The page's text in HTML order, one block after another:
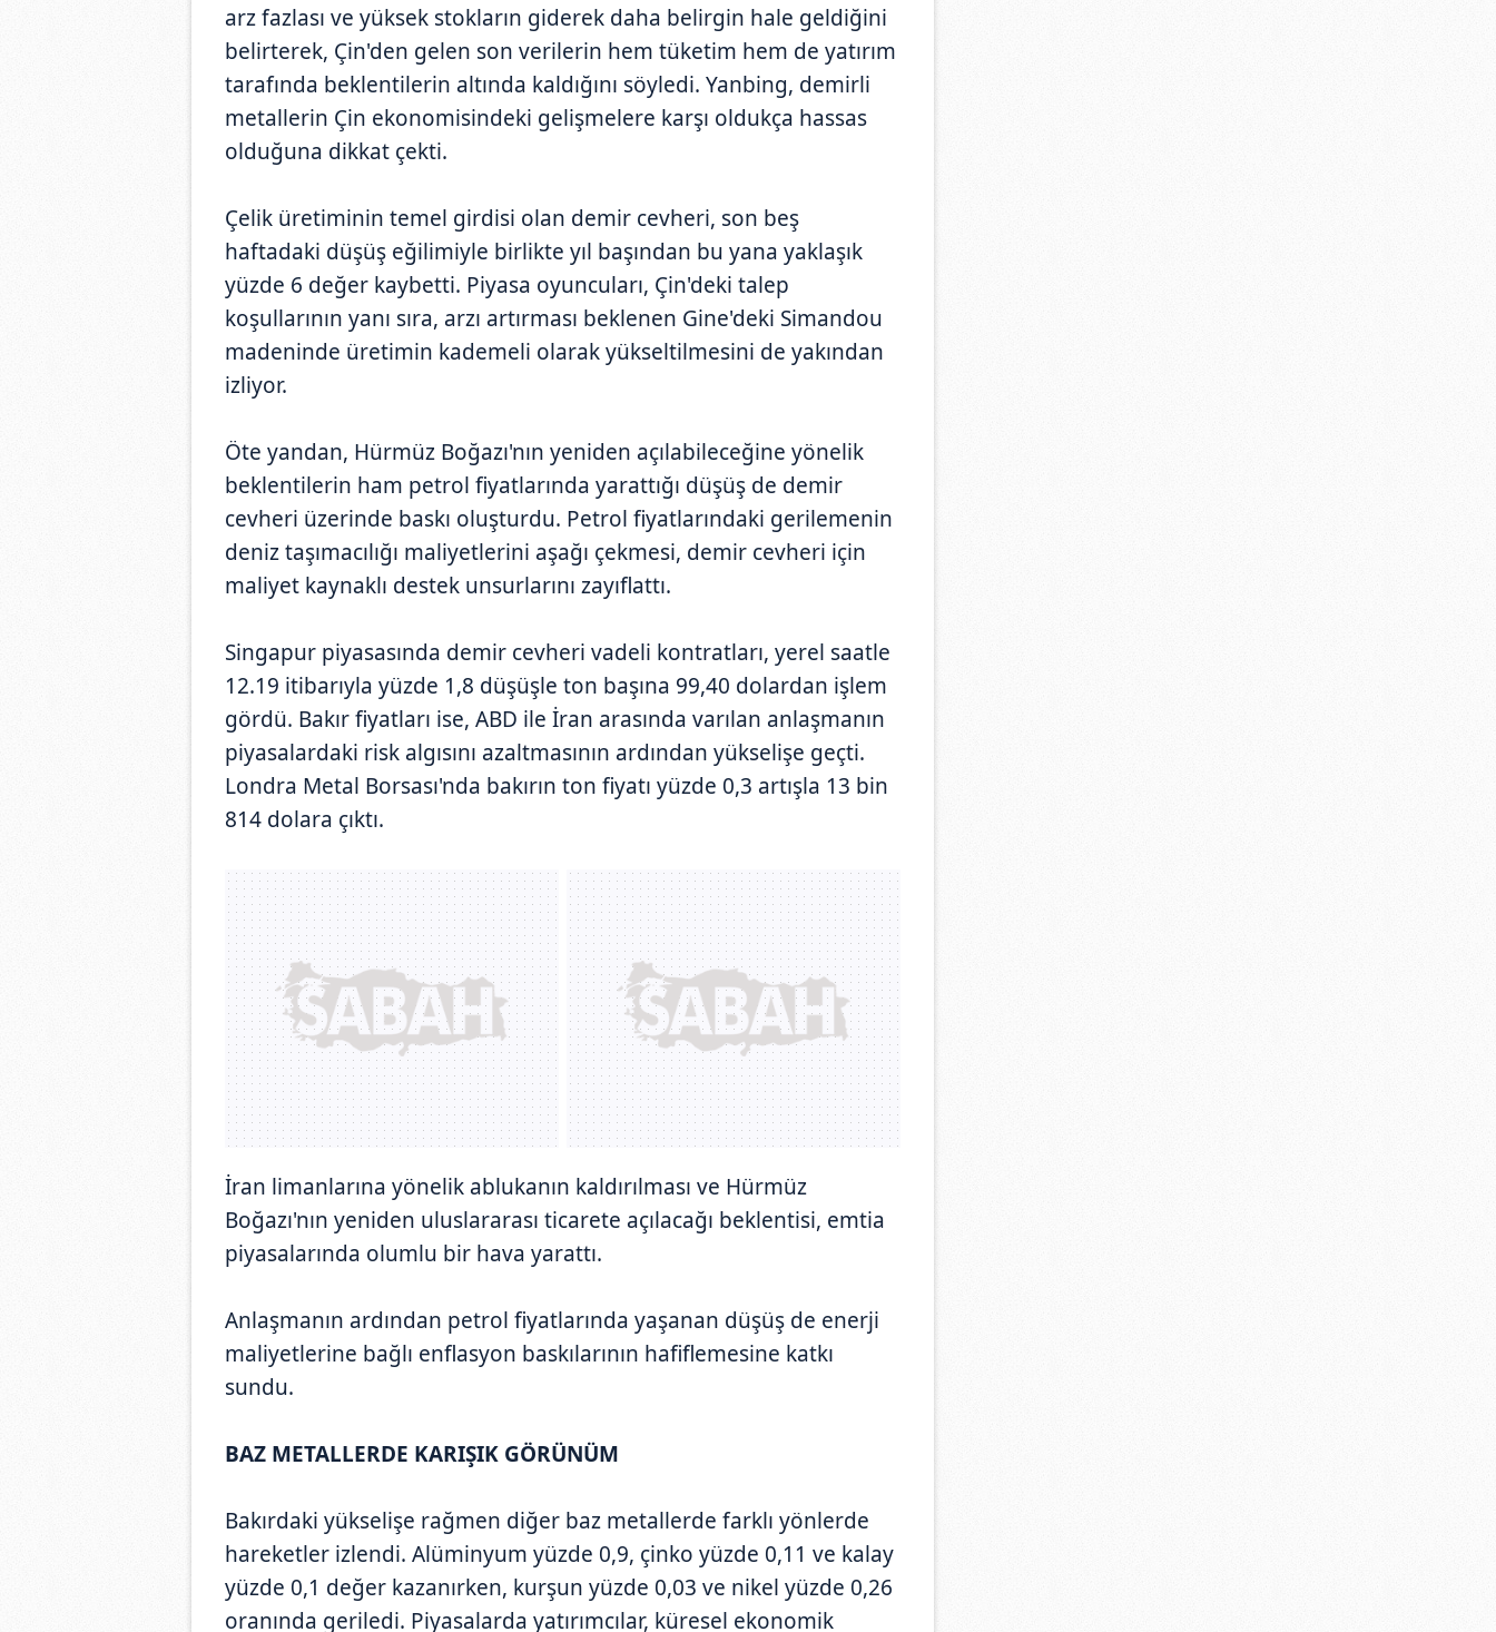
arz fazlası ve yüksek stokların giderek daha belirgin hale geldiğini
belirterek, Çin'den gelen son verilerin hem tüketim hem de yatırım
tarafında beklentilerin altında kaldığını söyledi. Yanbing, demirli
metallerin Çin ekonomisindeki gelişmelere karşı oldukça hassas
olduğuna dikkat çekti.
Çelik üretiminin temel girdisi olan demir cevheri, son beş
haftadaki düşüş eğilimiyle birlikte yıl başından bu yana yaklaşık
yüzde 6 değer kaybetti. Piyasa oyuncuları, Çin'deki talep
koşullarının yanı sıra, arzı artırması beklenen Gine'deki Simandou
madeninde üretimin kademeli olarak yükseltilmesini de yakından
izliyor.
Öte yandan, Hürmüz Boğazı'nın yeniden açılabileceğine yönelik
beklentilerin ham petrol fiyatlarında yarattığı düşüş de demir
cevheri üzerinde baskı oluşturdu. Petrol fiyatlarındaki gerilemenin
deniz taşımacılığı maliyetlerini aşağı çekmesi, demir cevheri için
maliyet kaynaklı destek unsurlarını zayıflattı.
Singapur piyasasında demir cevheri vadeli kontratları, yerel saatle
12.19 itibarıyla yüzde 1,8 düşüşle ton başına 99,40 dolardan işlem
gördü. Bakır fiyatları ise, ABD ile İran arasında varılan anlaşmanın
piyasalardaki risk algısını azaltmasının ardından yükselişe geçti.
Londra Metal Borsası'nda bakırın ton fiyatı yüzde 0,3 artışla 13 bin
814 dolara çıktı.
İran limanlarına yönelik ablukanın kaldırılması ve Hürmüz
Boğazı'nın yeniden uluslararası ticarete açılacağı beklentisi, emtia
piyasalarında olumlu bir hava yarattı.
Anlaşmanın ardından petrol fiyatlarında yaşanan düşüş de enerji
maliyetlerine bağlı enflasyon baskılarının hafiflemesine katkı
sundu.
BAZ METALLERDE KARIŞIK GÖRÜNÜM
Bakırdaki yükselişe rağmen diğer baz metallerde farklı yönlerde
hareketler izlendi. Alüminyum yüzde 0,9, çinko yüzde 0,11 ve kalay
yüzde 0,1 değer kazanırken, kurşun yüzde 0,03 ve nikel yüzde 0,26
oranında geriledi. Piyasalarda yatırımcılar, küresel ekonomik